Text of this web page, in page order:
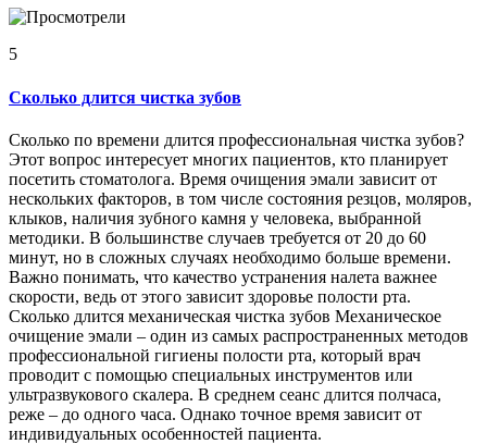
5
Сколько длится чистка зубов
Сколько по времени длится профессиональная чистка зубов?
Этот вопрос интересует многих пациентов, кто планирует
посетить стоматолога. Время очищения эмали зависит от
нескольких факторов, в том числе состояния резцов, моляров,
клыков, наличия зубного камня у человека, выбранной
методики. В большинстве случаев требуется от 20 до 60
минут, но в сложных случаях необходимо больше времени.
Важно понимать, что качество устранения налета важнее
скорости, ведь от этого зависит здоровье полости рта.
Сколько длится механическая чистка зубов Механическое
очищение эмали – один из самых распространенных методов
профессиональной гигиены полости рта, который врач
проводит с помощью специальных инструментов или
ультразвукового скалера. В среднем сеанс длится полчаса,
реже – до одного часа. Однако точное время зависит от
индивидуальных особенностей пациента.